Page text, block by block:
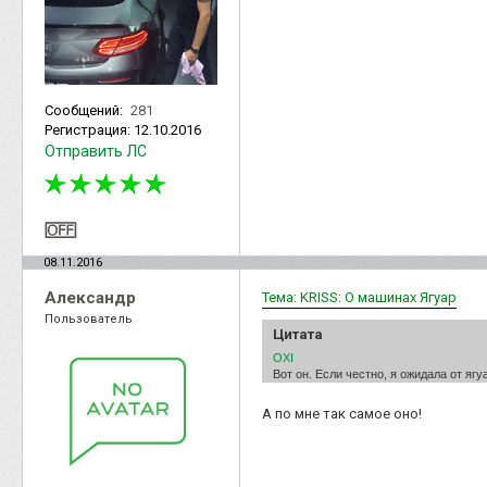
Сообщений: 281
Регистрация: 12.10.2016
Отправить ЛС
08.11.2016
Александр
Пользователь
Тема: KRISS: О машинах Ягуар
Цитата
OXI
Вот он. Если честно, я ожидала от
А по мне так самое оно!